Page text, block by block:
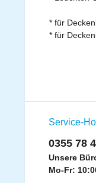
* für
* für
Service-
0355 78
Unsere
Mo-Fr: